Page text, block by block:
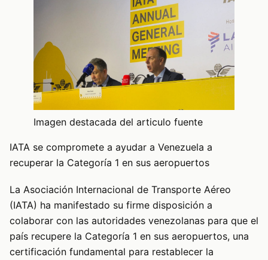
Imagen destacada del articulo fuente
IATA se compromete a ayudar a Venezuela a
recuperar la Categoría 1 en sus aeropuertos
La Asociación Internacional de Transporte Aéreo
(IATA) ha manifestado su firme disposición a
colaborar con las autoridades venezolanas para que el
país recupere la Categoría 1 en sus aeropuertos, una
certificación fundamental para restablecer la